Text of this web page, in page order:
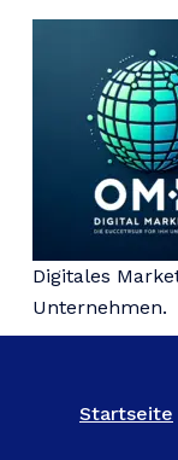
Digitales
Unternehmen.
Startseite